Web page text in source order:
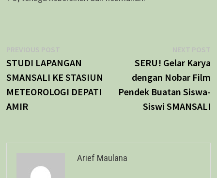
Navigasi
pos
PREVIOUS POSTPrevious
post:
STUDI LAPANGAN
SMANSALI KE STASIUN
METEOROLOGI DEPATI
AMIR
NEXT POST
SERU! Gelar Karya
dengan Nobar Film
Pendek Buatan Siswa-
Siswi SMANSALI
Arief Maulana